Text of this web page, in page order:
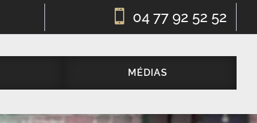
 04 77 92 52 52
MÉDIAS